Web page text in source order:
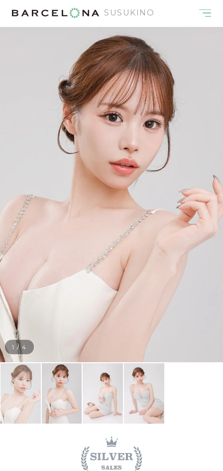
SUSUKINO
1 /4